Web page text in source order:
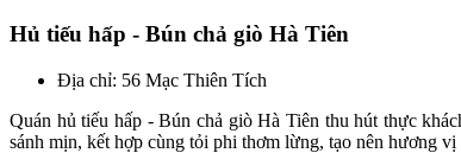
Hủ tiếu hấp - Bún chả giò Hà Tiên
Địa chỉ: 56 Mạc Thiên Tích
Quán hủ tiếu hấp - Bún chả giò Hà Tiên thu hút thực
sánh mịn, kết hợp cùng tỏi phi thơm lừng, tạo nên hương